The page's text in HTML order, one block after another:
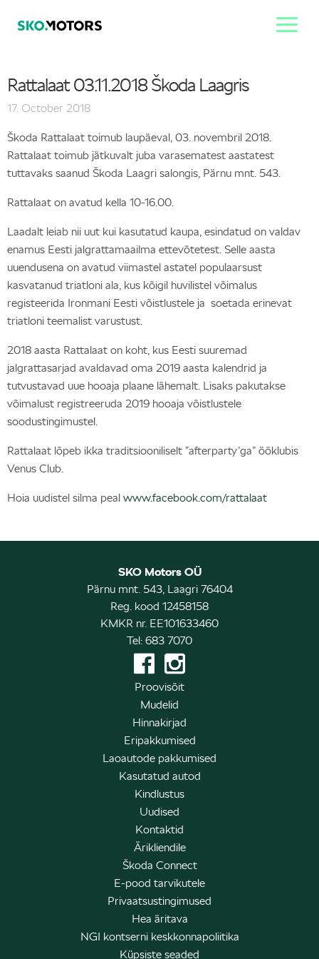
Rattalaat 03.11.2018 Škoda Laagris
17. October 2018
Škoda Rattalaat toimub laupäeval, 03. novembril 2018.
Rattalaat toimub jätkuvalt juba varasematest aastatest
tuttavaks saanud Škoda Laagri salongis, Pärnu mnt. 543.
Rattalaat on avatud kella 10-16.00.
Laadalt leiab nii uut kui kasutatud kaupa, esindatud on valdav
enamus Eesti jalgrattamaailma ettevõtetest. Selle aasta
uuendusena on avatud viimastel astatel populaarsust
kasvatanud triatloni ala, kus kõigil huvilistel võimalus
registeerida Ironmani Eesti võistlustele ja soetada erinevat
triatloni teemalist varustust.
2018 aasta Rattalaat on koht, kus Eesti suuremad
jalgrattasarjad avaldavad oma 2019 aasta kalendrid ja
tutvustavad uue hooaja plaane lähemalt. Lisaks pakutakse
võimalust registreeruda 2019 hooaja võistlustele
soodustingimustel.
Rattalaat lõpeb ikka traditsiooniliselt ”afterparty’ga” ööklubis
Venus Club.
Hoia uudistel silma peal www.facebook.com/rattalaat
SKO Motors OÜ
Pärnu mnt. 543, Laagri 76404
Reg. kood 12458158
KMKR nr. EE101633460
Tel: 683 7070
Proovisõit
Mudelid
Hinnakirjad
Eripakkumised
Laoautode pakkumised
Kasutatud autod
Kindlustus
Uudised
Kontaktid
Ärikliendile
Škoda Connect
E-pood tarvikutele
Privaatsustingimused
Hea äritava
NGI kontserni keskkonnapoliitika
Küpsiste seaded